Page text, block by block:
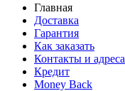
Главная
Доставка
Гарантия
Как заказать
Контакты и адреса
Кредит
Money Back